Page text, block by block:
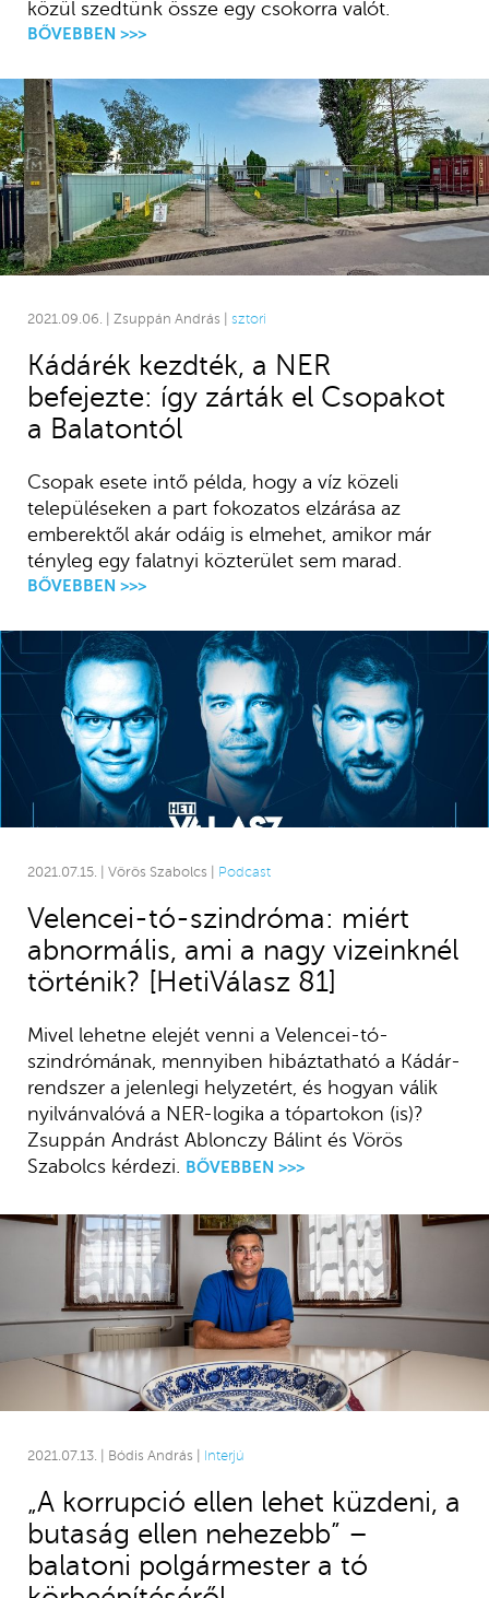
közül szedtünk össze egy csokorra valót.
BŐVEBBEN >>>
2021.09.06. | Zsuppán András | sztori
Kádárék kezdték, a NER
befejezte: így zárták el Csopakot
a Balatontól
Csopak esete intő példa, hogy a víz közeli
településeken a part fokozatos elzárása az
emberektől akár odáig is elmehet, amikor már
tényleg egy falatnyi közterület sem marad.
BŐVEBBEN >>>
2021.07.15. | Vörös Szabolcs | Podcast
Velencei-tó-szindróma: miért
abnormális, ami a nagy vizeinknél
történik? [HetiVálasz 81]
Mivel lehetne elejét venni a Velencei-tó-
szindrómának, mennyiben hibáztatható a Kádár-
rendszer a jelenlegi helyzetért, és hogyan válik
nyilvánvalóvá a NER-logika a tópartokon (is)?
Zsuppán Andrást Ablonczy Bálint és Vörös
Szabolcs kérdezi.
BŐVEBBEN >>>
2021.07.13. | Bódis András | Interjú
„A korrupció ellen lehet küzdeni, a
butaság ellen nehezebb” –
balatoni polgármester a tó